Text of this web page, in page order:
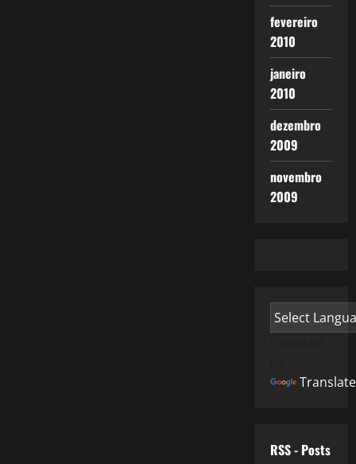
fevereiro
2010
janeiro
2010
dezembro
2009
novembro
2009
Translate
RSS - Posts